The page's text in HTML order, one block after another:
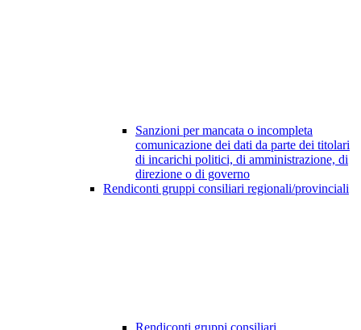
Sanzioni per mancata o incompleta
comunicazione dei dati da parte dei titolari
di incarichi politici, di amministrazione, di
direzione o di governo
Rendiconti gruppi consiliari regionali/provinciali